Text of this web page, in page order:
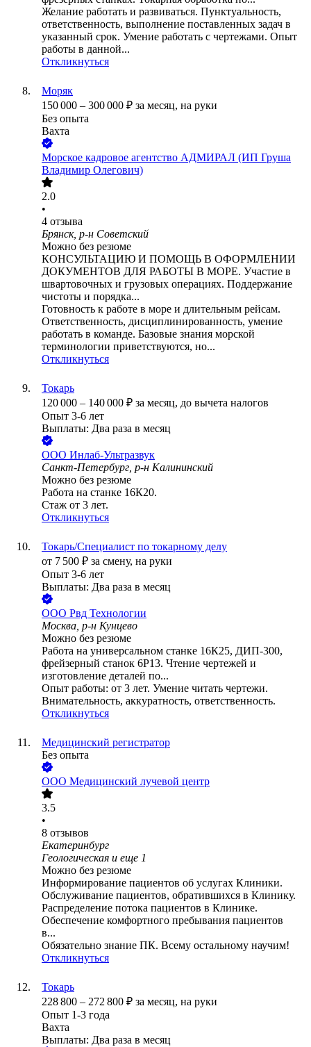
Желание работать и развиваться. Пунктуальность,
ответственность, выполнение поставленных задач в
указанный срок. Умение работать с чертежами. Опыт
работы в данной...
Откликнуться
Моряк
150 000 – 300 000 ₽ за месяц, на руки
Без опыта
Вахта
Морское кадровое агентство АДМИРАЛ (ИП Груша
Владимир Олегович)
2.0
•
4 отзыва
Брянск, р-н Советский
Можно без резюме
КОНСУЛЬТАЦИЮ И ПОМОЩЬ В ОФОРМЛЕНИИ
ДОКУМЕНТОВ ДЛЯ РАБОТЫ В МОРЕ. Участие в
швартовочных и грузовых операциях. Поддержание
чистоты и порядка...
Готовность к работе в море и длительным рейсам.
Ответственность, дисциплинированность, умение
работать в команде. Базовые знания морской
терминологии приветствуются, но...
Откликнуться
Токарь
120 000 – 140 000 ₽ за месяц, до вычета налогов
Опыт 3-6 лет
Выплаты: Два раза в месяц
ООО Инлаб-Ультразвук
Санкт-Петербург, р-н Калининский
Можно без резюме
Работа на станке 16К20.
Стаж от 3 лет.
Откликнуться
Токарь/Специалист по токарному делу
от 7 500 ₽ за смену, на руки
Опыт 3-6 лет
Выплаты: Два раза в месяц
ООО Рвд Технологии
Москва, р-н Кунцево
Можно без резюме
Работа на универсальном станке 16К25, ДИП-300,
фрейзерный станок 6Р13. Чтение чертежей и
изготовление деталей по...
Опыт работы: от 3 лет. Умение читать чертежи.
Внимательность, аккуратность, ответственность.
Откликнуться
Медицинский регистратор
Без опыта
ООО Медицинский лучевой центр
3.5
•
8 отзывов
Екатеринбург
Геологическая и еще 1
Можно без резюме
Информирование пациентов об услугах Клиники.
Обслуживание пациентов, обратившихся в Клинику.
Распределение потока пациентов в Клинике.
Обеспечение комфортного пребывания пациентов
в...
Обязательно знание ПК. Всему остальному научим!
Откликнуться
Токарь
228 800 – 272 800 ₽ за месяц, на руки
Опыт 1-3 года
Вахта
Выплаты: Два раза в месяц